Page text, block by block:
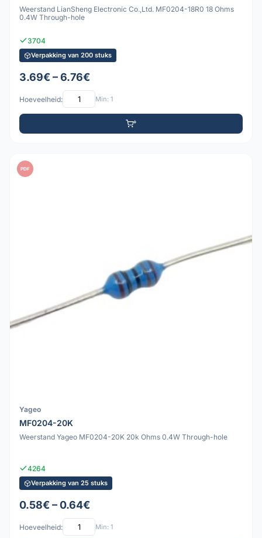
Weerstand LianSheng Electronic Co.,Ltd. MF0204-18R0 18 Ohms
0.4W Through-hole
3704
Verpakking van 200 stuks
3.69€ – 6.76€
Hoeveelheid: Min: 1
PDF
Yageo
MF0204-20K
Weerstand Yageo MF0204-20K 20k Ohms 0.4W Through-hole
4264
Verpakking van 25 stuks
0.58€ – 0.64€
Hoeveelheid: Min: 1